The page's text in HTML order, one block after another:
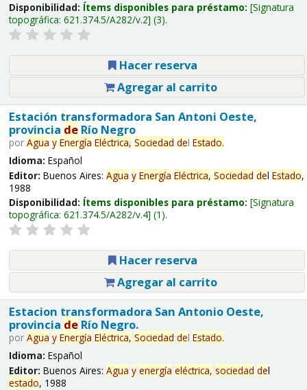
Disponibilidad: Ítems disponibles para préstamo: Signatura
topográfica: 621.374.5/A282/v.2 (3).
Hacer reserva
Agregar al carrito
Estación transformadora San Antoni Oeste,
provincia deRío Negro
por Agua y Energía Eléctrica, Sociedad del Estado.
Idioma: Español
Editor: Buenos Aires: Agua y Energía Eléctrica, Sociedad del Estado,
1988
Disponibilidad: Ítems disponibles para préstamo: Signatura
topográfica: 621.374.5/A282/v.4 (1).
Hacer reserva
Agregar al carrito
Estacion transformadora San Antonio Oeste,
provincia deRío Negro.
por Agua y Energía Eléctrica, Sociedad del Estado.
Idioma: Español
Editor: Buenos Aires: Agua y energía eléctrica, sociedad del
estado, 1988